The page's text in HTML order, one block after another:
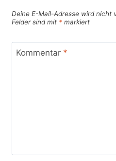
Deine E-Mail-Adresse wird nicht
Felder sind mit * markiert
Kommentar *